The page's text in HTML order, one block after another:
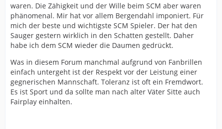
waren. Die Zähigkeit und der Wille beim SCM aber waren
phänomenal. Mir hat vor allem Bergendahl imponiert. Für
mich der beste und wichtigste SCM Spieler. Der hat den
Sauger gestern wirklich in den Schatten gestellt. Daher
habe ich dem SCM wieder die Daumen gedrückt.
Was in diesem Forum manchmal aufgrund von Fanbrillen
einfach untergeht ist der Respekt vor der Leistung einer
gegnerischen Mannschaft. Toleranz ist oft ein Fremdwort.
Es ist Sport und da sollte man nach alter Väter Sitte auch
Fairplay einhalten.